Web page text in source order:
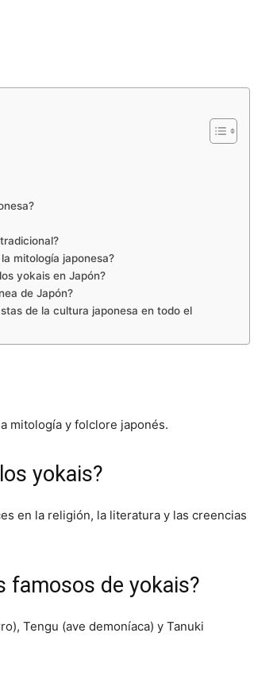
mitología japonesa?
yokais en Japón?
de Japón?
de la cultura japonesa en todo el
mitología y folclore japonés.
yokais?
en la religión, la literatura y las creencias
famosos de yokais?
Tengu (ave demoníaca) y Tanuki